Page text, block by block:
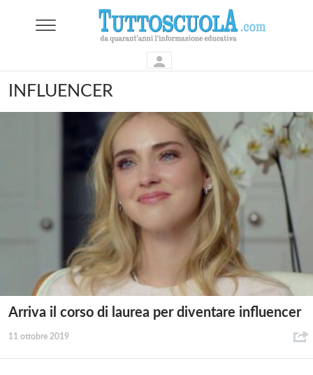
INFLUENCER
Arriva il corso di laurea per diventare influencer
11 ottobre 2019